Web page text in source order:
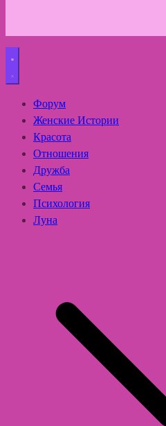
Форум
Женские Истории
Красота
Отношения
Дружба
Семья
Психология
Луна